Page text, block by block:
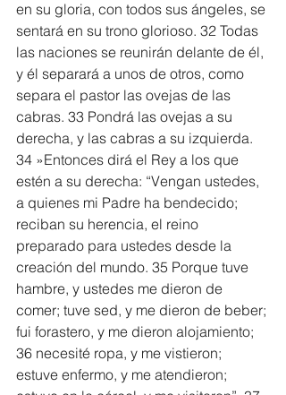
en su gloria, con todos sus ángeles, se
sentará en su trono glorioso. 32 Todas
las naciones se reunirán delante de él,
y él separará a unos de otros, como
separa el pastor las ovejas de las
cabras. 33 Pondrá las ovejas a su
derecha, y las cabras a su izquierda.
34 »Entonces dirá el Rey a los que
estén a su derecha: “Vengan ustedes,
a quienes mi Padre ha bendecido;
reciban su herencia, el reino
preparado para ustedes desde la
creación del mundo. 35 Porque tuve
hambre, y ustedes me dieron de
comer; tuve sed, y me dieron de beber;
fui forastero, y me dieron alojamiento;
36 necesité ropa, y me vistieron;
estuve enfermo, y me atendieron;